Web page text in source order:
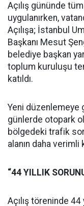
Açılış gününde
uygulanırken,
Açılışa; İstanbul
Başkanı Mesut
belediye başkan
toplum kuruluşu
katıldı.
Yeni düzenlemeye
günlerde otopark
bölgedeki trafik
alanın daha verimli
“44 YILLIK
Açılış töreninde